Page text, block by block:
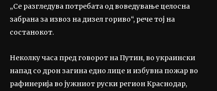
„Се разгледува потребата од воведување целосна
забрана за извоз на дизел гориво“, рече тој на
состанокот.
Неколку часа пред говорот на Путин, во украински
напад со дрон загина едно лице и избувна пожар во
рафинерија во јужниот руски регион Краснодар,